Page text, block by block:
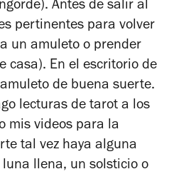
Antes de salir al
pertinentes para volver
un amuleto o prender
casa). En el escritorio de
de buena suerte.
lecturas de tarot a los
mis videos para la
tal vez haya alguna
llena, un solsticio o